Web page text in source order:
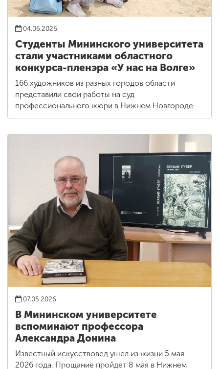
04.06.2026
Студенты Мининского университета
стали участниками областного
конкурса-пленэра «У нас на Волге»
166 художников из разных городов области
представили свои работы на суд
профессионального жюри в Нижнем Новгороде
07.05.2026
В Мининском университете
вспоминают профессора
Александра Донина
Известный искусствовед ушел из жизни 5 мая
2026 года. Прощание пройдет 8 мая в Нижнем